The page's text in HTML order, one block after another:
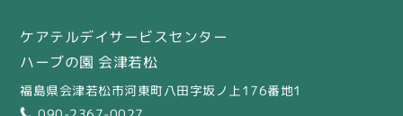
ケアテルデイサービスセンター
ハーブの園 会津若松
福島県会津若松市河東町八田字坂ノ上176番地1